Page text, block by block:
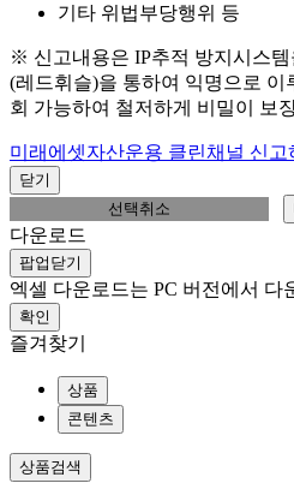
기타 위법부당행위 등
※ 신고내용은 IP추적 방지시스
(레드휘슬)을 통하여 익명으로 이
회 가능하여 철저하게 비밀이 보
미래에셋자산운용 클린채널 신고
닫기
선택취소
다운로드
팝업닫기
엑셀 다운로드는 PC 버전에서 다
확인
즐겨찾기
상품
콘텐츠
상품검색